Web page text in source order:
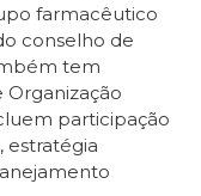
farmacêutico
conselho de
tem
Organização
participação
estratégia